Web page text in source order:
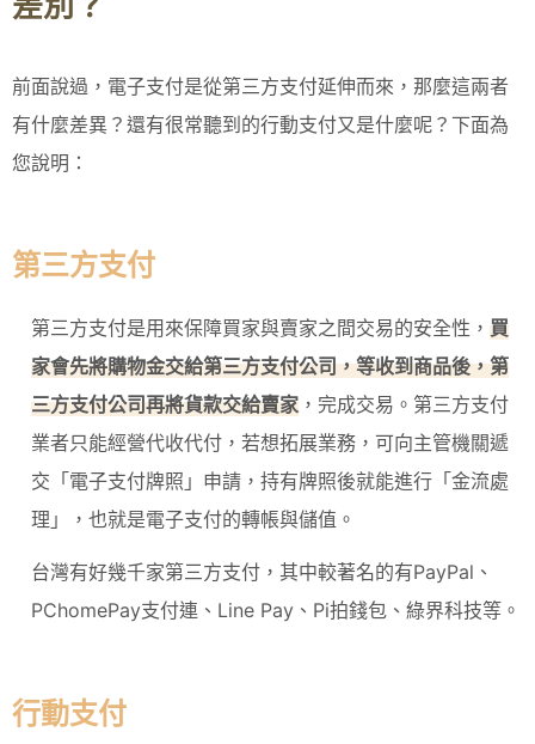
前面說過，電子支付是從第三方支付延伸而來，那麼這兩者
有什麼差異？還有很常聽到的行動支付又是什麼呢？下面為
您說明：
第三方支付
第三方支付是用來保障買家與賣家之間交易的安全性， 買
家會先將購物金交給第三方支付公司，等收到商品後，第
三方支付公司再將貨款交給賣家 ，完成交易。第三方支付
業者只能經營代收代付，若想拓展業務，可向主管機關遞
交「電子支付牌照」申請，持有牌照後就能進行「金流處
理」，也就是電子支付的轉帳與儲值。
台灣有好幾千家第三方支付，其中較著名的有PayPal、
PChomePay支付連、Line Pay、Pi拍錢包、綠界科技等。
行動支付